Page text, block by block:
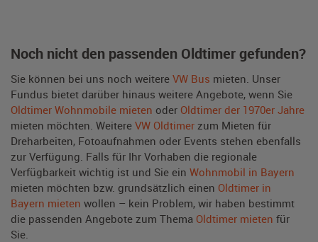
Noch nicht den passenden Oldtimer gefunden?
Sie können bei uns noch weitere VW Bus mieten. Unser
Fundus bietet darüber hinaus weitere Angebote, wenn Sie
Oldtimer Wohnmobile mieten oder Oldtimer der 1970er Jahre
mieten möchten. Weitere VW Oldtimer zum Mieten für
Dreharbeiten, Fotoaufnahmen oder Events stehen ebenfalls
zur Verfügung. Falls für Ihr Vorhaben die regionale
Verfügbarkeit wichtig ist und Sie ein Wohnmobil in Bayern
mieten möchten bzw. grundsätzlich einen Oldtimer in
Bayern mieten wollen – kein Problem, wir haben bestimmt
die passenden Angebote zum Thema Oldtimer mieten für
Sie.